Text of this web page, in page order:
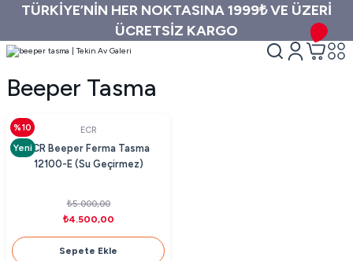
TÜRKİYE’NİN HER NOKTASINA 1999₺ VE ÜZERİ
ÜCRETSİZ KARGO
Beeper Tasma
%10
Yeni
ECR
ECR Beeper Ferma Tasma
12100-E (Su Geçirmez)
₺5.000,00
₺4.500,00
Sepete Ekle